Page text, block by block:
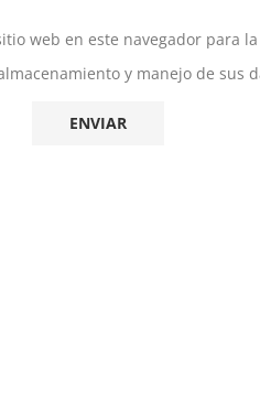
web en este navegador para
y manejo de sus